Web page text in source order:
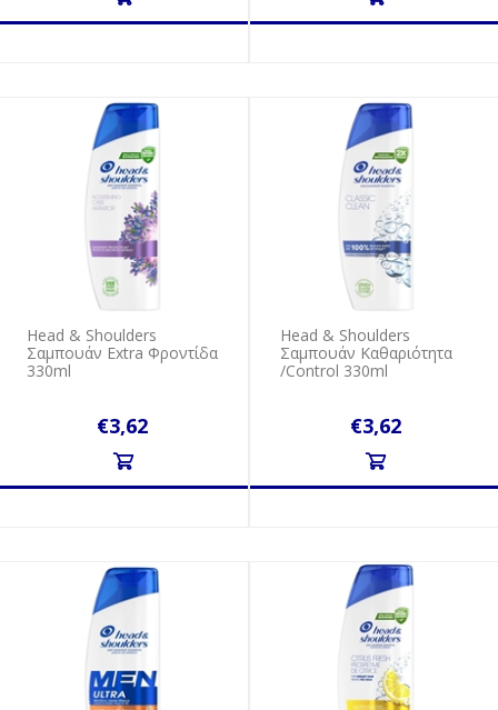
Head & Shoulders
Σαμπουάν Extra Φροντίδα
330ml
€3,62
Head & Shoulders
Σαμπουάν Kαθαριότητα
/Control 330ml
€3,62